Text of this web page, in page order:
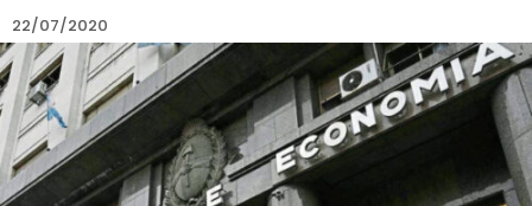
22/07/2020